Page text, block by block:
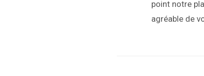
point notre
agréable de